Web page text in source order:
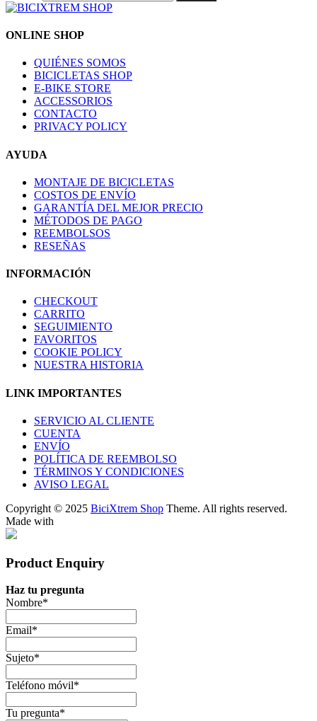
ONLINE SHOP
QUIÉNES SOMOS
BICICLETAS SHOP
E-BIKE STORE
ACCESSORIOS
CONTACTO
PRIVACY POLICY
AYUDA
MONTAJE DE BICICLETAS
COSTOS DE ENVÍO
GARANTÍA DEL MEJOR PRECIO
MÉTODOS DE PAGO
REEMBOLSOS
RESEÑAS
INFORMACIÓN
CHECKOUT
CARRITO
SEGUIMIENTO
FAVORITOS
COOKIE POLICY
NUESTRA HISTORIA
LINK IMPORTANTES
SERVICIO AL CLIENTE
CUENTA
ENVÍO
POLÍTICA DE REEMBOLSO
TÉRMINOS Y CONDICIONES
AVISO LEGAL
Copyright © 2025 BiciXtrem Shop Theme. All rights reserved.
Made with
Product Enquiry
Haz tu pregunta
Nombre*
Email*
Sujeto*
Teléfono móvil*
Tu pregunta*